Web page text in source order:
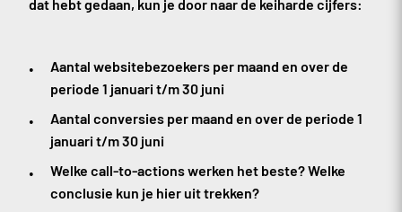
dat hebt gedaan, kun je door naar de keiharde cijfers:
Aantal websitebezoekers per maand en over de
periode 1 januari t/m 30 juni
Aantal conversies per maand en over de periode 1
januari t/m 30 juni
Welke call-to-actions werken het beste? Welke
conclusie kun je hier uit trekken?